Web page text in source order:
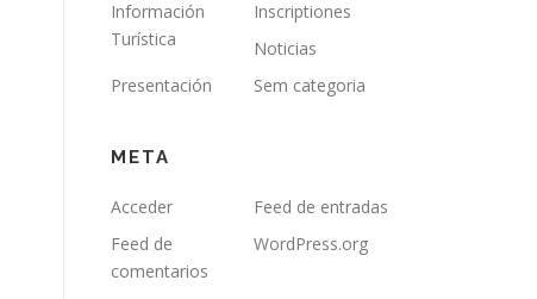
Información
Turística
Inscriptiones
Noticias
Presentación
Sem categoria
META
Acceder
Feed de entradas
Feed de
comentarios
WordPress.org